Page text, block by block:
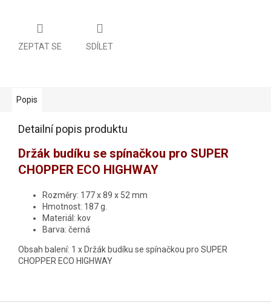
ZEPTAT SE SDÍLET
Popis
Detailní popis produktu
Držák budíku se spínačkou pro SUPER
CHOPPER ECO HIGHWAY
Rozměry: 177 x 89 x 52 mm
Hmotnost: 187 g.
Materiál: kov
Barva: černá
Obsah balení: 1 x Držák budíku se spínačkou pro SUPER
CHOPPER ECO HIGHWAY